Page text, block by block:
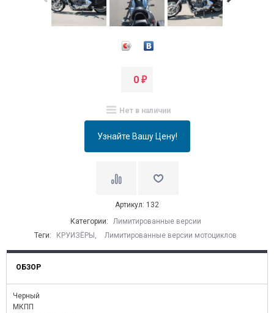
августе! Предложение ограничено!...
0 ₽
Нет в наличии
Узнайте Вашу Цену!
Артикул: 132
Категории:
Лимитированные версии
Теги:
КРУИЗЁРЫ , Лимитированные версии мотоциклов
ОБЗОР
Черный
МКПП